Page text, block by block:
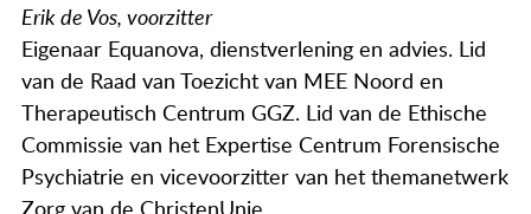
Resultaten
Meedoen
Actueel
Contact
Erik de Vos, voorzitter
Eigenaar Equanova, dienstverlening en advies. Lid
van de Raad van Toezicht van MEE Noord en
Therapeutisch Centrum GGZ. Lid van de Ethische
Commissie van het Expertise Centrum Forensische
Psychiatrie en vicevoorzitter van het themanetwerk